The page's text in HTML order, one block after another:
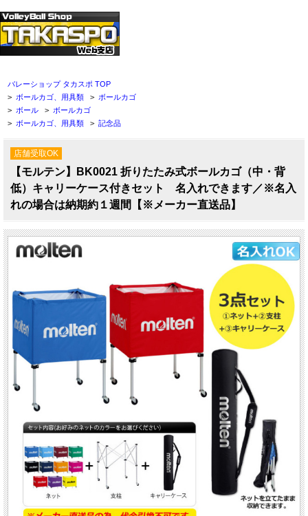
バレーショップ タカスポ TOP
> ボールカゴ、用具類 > ボールカゴ
> ボール > ボールカゴ
> ボールカゴ、用具類 > 記念品
店舗受取OK
【モルテン】BK0021 折りたたみ式ボールカゴ（中・背
低）キャリーケース付きセット 名入れできます／※名入
れの場合は納期約１週間【※メーカー直送品】